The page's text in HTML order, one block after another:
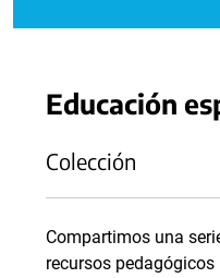
Educación
Colección
Compartimos una
recursos